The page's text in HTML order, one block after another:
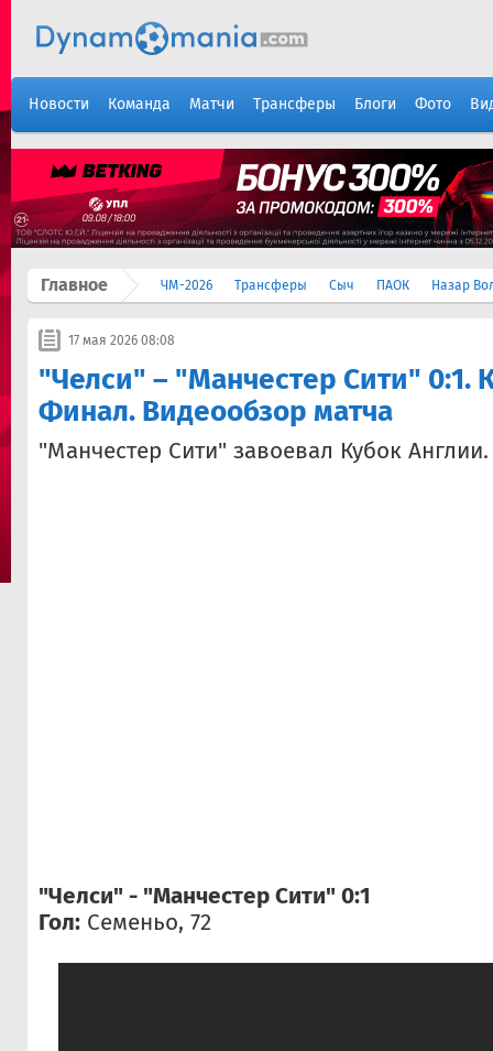
Новости Команда Матчи Трансферы Блоги Фото
Главное ЧМ-2026 Трансферы Сыч ПАОК Назар
17 мая 2026 08:08
"Челси" – "Манчестер Сити" 0:1.
Финал. Видеообзор матча
"Манчестер Сити" завоевал Кубок Англии.
"Челси" - "Манчестер Сити" 0:1
Гол: Семеньо, 72